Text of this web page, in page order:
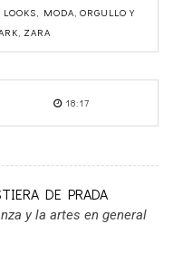
, MODA, ORGULLO Y
, ZARA
18:17
DE PRADA
y la artes en general